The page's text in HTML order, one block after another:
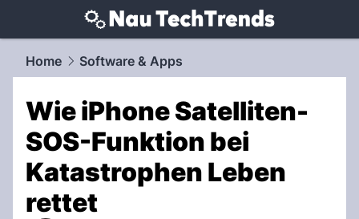
techtrends.NAU.ch
Home Software & Apps
Wie iPhone Satelliten-
SOS-Funktion bei
Katastrophen Leben
rettet